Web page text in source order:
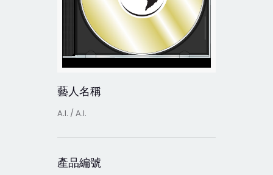
藝人名稱
A.I. / A.I.
產品編號